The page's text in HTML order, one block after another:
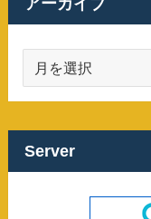
カ
イ
ブ
Server